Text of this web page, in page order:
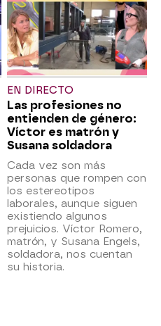
EN DIRECTO
Las profesiones no
entienden de género:
Víctor es matrón y
Susana soldadora
Cada vez son más
personas que rompen con
los estereotipos
laborales, aunque siguen
existiendo algunos
prejuicios. Víctor Romero,
matrón, y Susana Engels,
soldadora, nos cuentan
su historia.